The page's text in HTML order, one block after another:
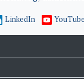
LinkedIn YouTube